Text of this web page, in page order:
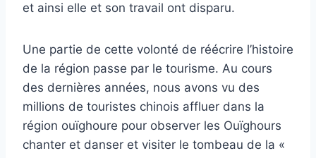
et ainsi elle et son travail ont disparu.
Une partie de cette volonté de réécrire l’histoire
de la région passe par le tourisme. Au cours
des dernières années, nous avons vu des
millions de touristes chinois affluer dans la
région ouïghoure pour observer les Ouïghours
chanter et danser et visiter le tombeau de la «